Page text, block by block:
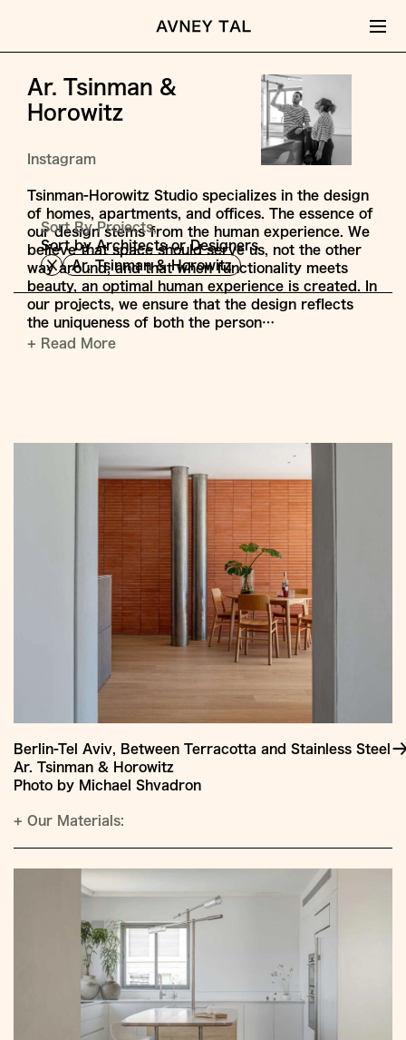
Sort By Projects,
Sort by Architects or Designers
Ar. Tsinman & Horowitz
Ar. Tsinman &
Horowitz
Instagram
Tsinman-Horowitz Studio specializes in the design
of homes, apartments, and offices. The essence of
our design stems from the human experience. We
believe that space should serve us, not the other
way around, and that when functionality meets
beauty, an optimal human experience is created. In
our projects, we ensure that the design reflects
the uniqueness of both the person…
+ Read More
Berlin-Tel Aviv, Between Terracotta and Stainless Steel
Ar. Tsinman & Horowitz
Photo by Michael Shvadron
+ Our Materials: